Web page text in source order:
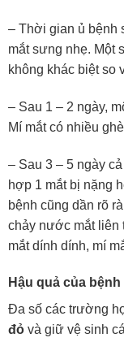
– Thời gian ủ bệnh
mắt sưng nhẹ. Một
không khác biệt so
– Sau 1 – 2 ngày,
Mí mắt có nhiều
– Sau 3 – 5 ngày
hợp 1 mắt bị nặng
bệnh cũng dần rõ
chảy nước mắt liên
mắt dính dính, mí
Hậu quả của
Đa số các trường
đỏvà giữ vệ sinh